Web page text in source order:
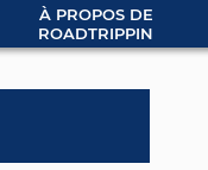
À PROPOS DE
ROADTRIPPIN